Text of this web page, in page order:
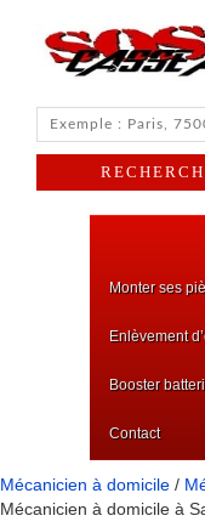
Monter ses
Enlèvement
Booster
Contact
Mécanicien à domicile /
Mécanicien à domicile à